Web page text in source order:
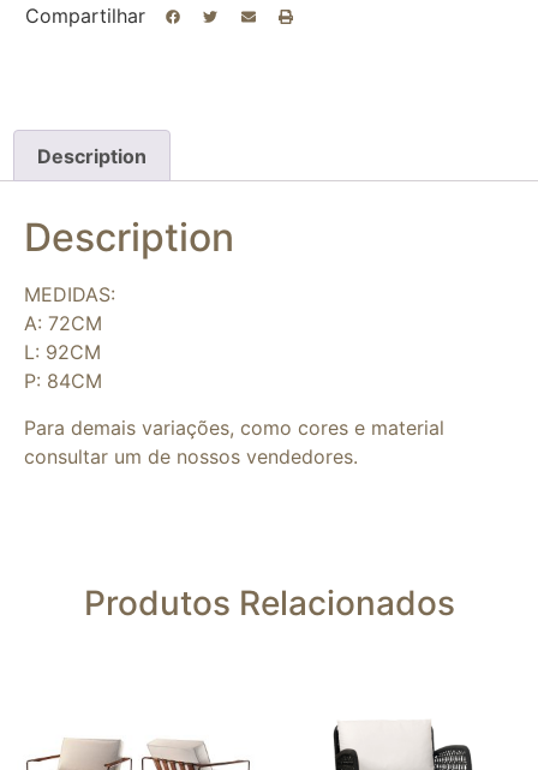
Compartilhar
Description
Description
MEDIDAS:
A: 72CM
L: 92CM
P: 84CM
Para demais variações, como cores e material
consultar um de nossos vendedores.
Produtos Relacionados